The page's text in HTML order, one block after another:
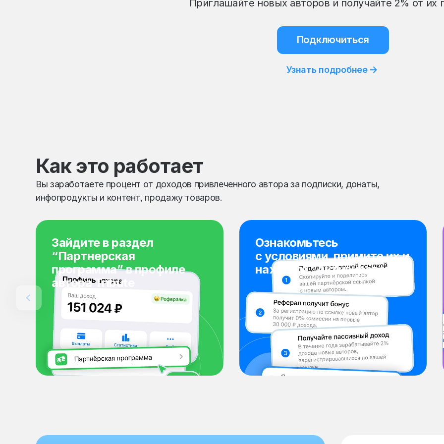
Приглашайте новых авторов и получайте 2% от их
Подключиться
Узнать подробнее
Как это работает
Вы заработаете процент от доходов привлеченного автора за подписки, донаты,
инфопродукты и контент, продажу товаров.
Зайдите в раздел
“Партнерская
программа” в профиле
автора Tribute
Ознакомьтесь
с условиями, примите их и
нажмите “Активировать”